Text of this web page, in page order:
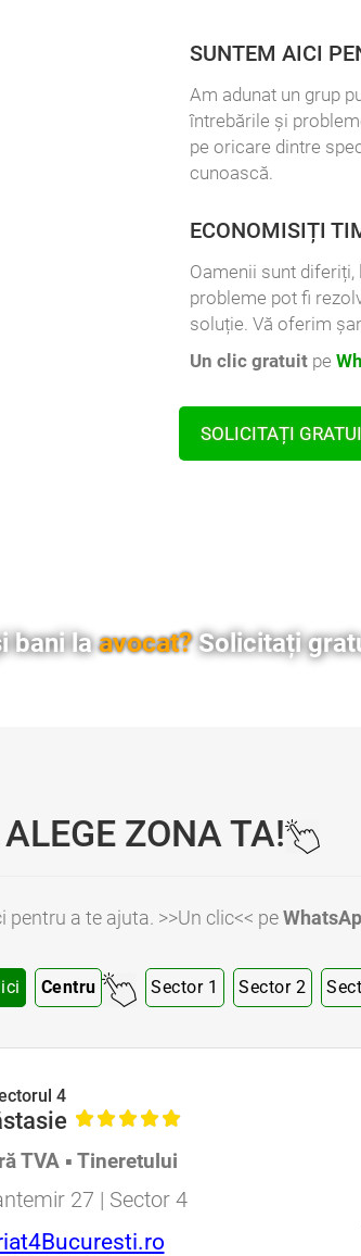
SUNTEM AICI
Am adunat un grup
întrebările și
pe oricare dintre
cunoască.
ECONOMISIȚI
Oamenii sunt
probleme pot fi
soluție. Vă oferim
Un clic gratuit pe
SOLICITAȚI
bani laavocat?Solicitați
ALEGE ZONA TA!
pentru a te ajuta. >>Un clic<< pe
Centru Sector 1 Sector 2
4
TVA ▪ Tineretului
27 | Sector 4